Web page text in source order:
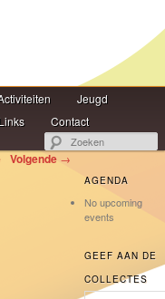
Jeugd
Links Contact
Volgende →
AGENDA
No upcoming
events
GEEF AAN DE
COLLECTES